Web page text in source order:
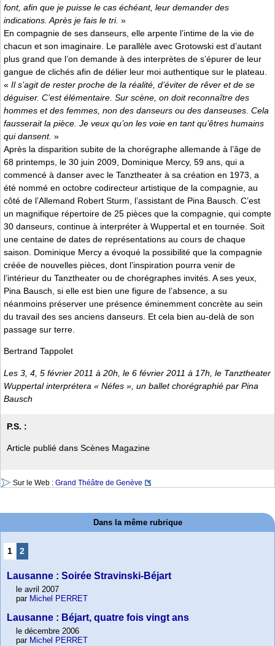
font, afin que je puisse le cas échéant, leur demander des
indications. Après je fais le tri. »
En compagnie de ses danseurs, elle arpente l’intime de la vie de
chacun et son imaginaire. Le parallèle avec Grotowski est d’autant
plus grand que l’on demande à des interprètes de s’épurer de leur
gangue de clichés afin de délier leur moi authentique sur le plateau.
« Il s’agit de rester proche de la réalité, d’éviter de rêver et de se
déguiser. C’est élémentaire. Sur scène, on doit reconnaître des
hommes et des femmes, non des danseurs ou des danseuses. Cela
fausserait la pièce. Je veux qu’on les voie en tant qu’êtres humains
qui dansent. »
Après la disparition subite de la chorégraphe allemande à l’âge de
68 printemps, le 30 juin 2009, Dominique Mercy, 59 ans, qui a
commencé à danser avec le Tanztheater à sa création en 1973, a
été nommé en octobre codirecteur artistique de la compagnie, au
côté de l’Allemand Robert Sturm, l’assistant de Pina Bausch. C’est
un magnifique répertoire de 25 pièces que la compagnie, qui compte
30 danseurs, continue à interpréter à Wuppertal et en tournée. Soit
une centaine de dates de représentations au cours de chaque
saison. Dominique Mercy a évoqué la possibilité que la compagnie
créée de nouvelles pièces, dont l’inspiration pourra venir de
l’intérieur du Tanztheater ou de chorégraphes invités. A ses yeux,
Pina Bausch, si elle est bien une figure de l’absence, a su
néanmoins préserver une présence éminemment concrète au sein
du travail des ses anciens danseurs. Et cela bien au-delà de son
passage sur terre.
Bertrand Tappolet
Les 3, 4, 5 février 2011 à 20h, le 6 février 2011 à 17h, le Tanztheater
Wuppertal interprétera « Néfes », un ballet chorégraphié par Pina
Bausch
P.S. :
Article publié dans Scènes Magazine
Sur le Web : Grand Théâtre de Genève
Dans la même rubrique
1 2
Lausanne : Soirée Stravinski-Béjart
le avril 2007
par Michel PERRET
Lausanne : Béjart, quatre fois vingt ans
le décembre 2006
par Michel PERRET